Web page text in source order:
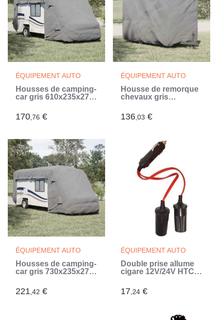
ÉQUIPEMENT AUTO
Housses de camping-
car gris 610x235x275
(Gris)
170,76 €
ÉQUIPEMENT AUTO
Housse de remorque
chevaux gris
non tissé (Gris)
136,03 €
ÉQUIPEMENT AUTO
Housses de camping-
car gris 730x235x275
(Gris)
221,42 €
ÉQUIPEMENT AUTO
Double prise allume
cigare 12V/24V HTC
- Cordon rouge 20cm
- Fusible et LED de
17,24 €